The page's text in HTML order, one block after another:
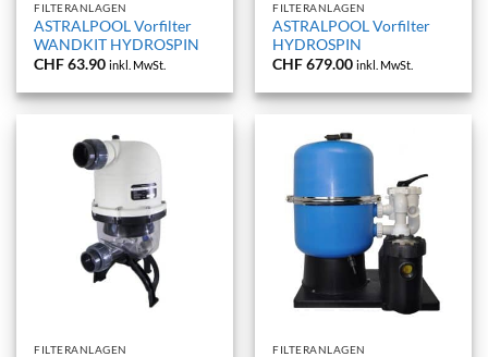
FILTERANLAGEN
ASTRALPOOL Vorfilter
WANDKIT HYDROSPIN
CHF63.90 inkl. MwSt.
FILTERANLAGEN
ASTRALPOOL Vorfilter
HYDROSPIN
CHF679.00 inkl. MwSt.
FILTERANLAGEN FILTERANLAGEN